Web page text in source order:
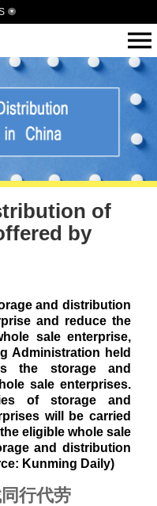
of
by
and distribution
and reduce the
sale enterprise,
Administration held
the storage and
sale enterprises.
of storage and
will be carried
eligible whole sale
and distribution
Kunming Daily)
行代劳